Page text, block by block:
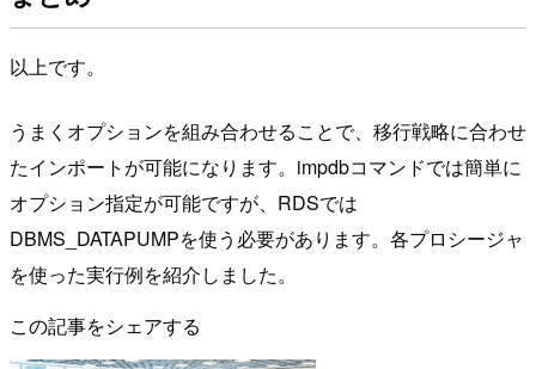
以上です。
うまくオプションを組み合わせることで、移行戦略に合わせ
たインポートが可能になります。impdbコマンドでは簡単に
オプション指定が可能ですが、RDSでは
DBMS_DATAPUMPを使う必要があります。各プロシージャ
を使った実行例を紹介しました。
この記事をシェアする